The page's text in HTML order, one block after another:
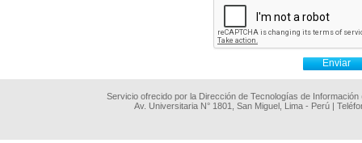
Servicio ofrecido por la Dirección de Tecnologías de
Av. Universitaria N° 1801, San Miguel, Lima - Perú |